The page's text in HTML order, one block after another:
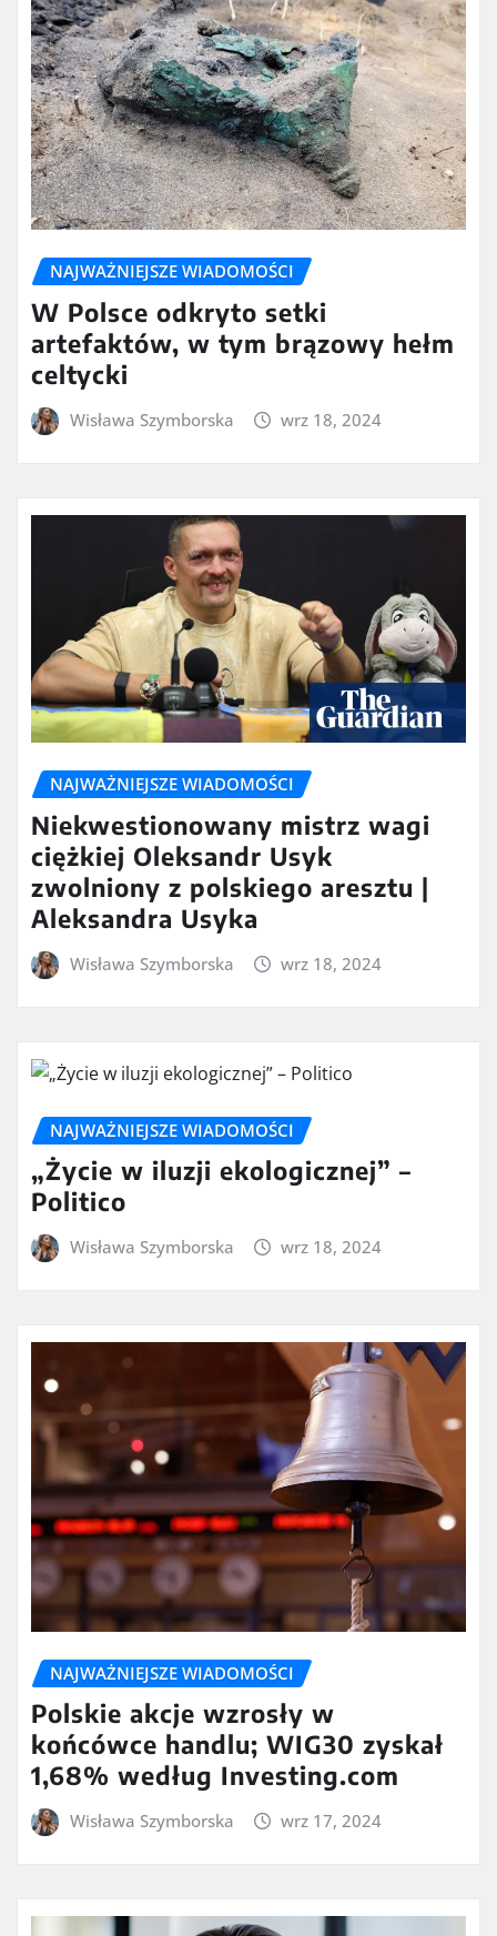
NAJWAŻNIEJSZE WIADOMOŚCI
W Polsce odkryto setki
artefaktów, w tym brązowy hełm
celtycki
Wisława Szymborska wrz 18, 2024
NAJWAŻNIEJSZE WIADOMOŚCI
Niekwestionowany mistrz wagi
ciężkiej Oleksandr Usyk
zwolniony z polskiego aresztu |
Aleksandra Usyka
Wisława Szymborska wrz 18, 2024
NAJWAŻNIEJSZE WIADOMOŚCI
„Życie w iluzji ekologicznej” –
Politico
Wisława Szymborska wrz 18, 2024
NAJWAŻNIEJSZE WIADOMOŚCI
Polskie akcje wzrosły w
końcówce handlu; WIG30 zyskał
1,68% według Investing.com
Wisława Szymborska wrz 17, 2024